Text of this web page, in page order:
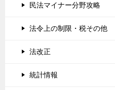
民法マイナー分野攻略
法令上の制限・税その他
法改正
統計情報